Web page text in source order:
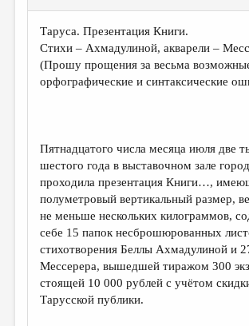
ЛИТСАЛОН
НОВОСТИ
ПРАВИЛА САЙТА
ДАЙДЖЕСТ
ПРОИЗВЕДЕНИЯ
ПЕРЕВОДЫ
КОНКУРСЫ
ДЕТСКАЯ КОМНАТА
КНИЖНАЯ ПОЛКА
Таруса. Презентация Книги.
Стихи – Ахмадулиной, акварели –
(Прошу прощения за весьма
орфографические и синтаксические
Пятнадцатого числа месяца июля две
шестого года в выставочном зале
проходила презентация Книги…,
полуметровый вертикальный размер,
не меньше нескольких килограммов,
себе 15 папок несброшюрованных
стихотворения Беллы Ахмадулиной и
Мессерера, вышедшей тиражом 300
стоящей 10 000 рублей с учётом
Тарусской публики.